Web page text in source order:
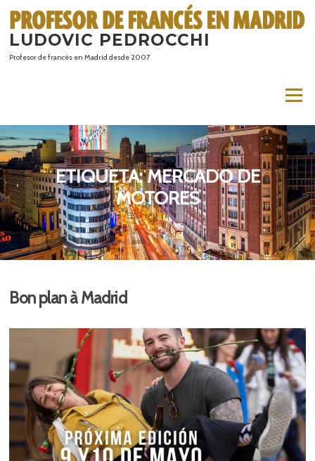
contenido
LUDOVIC PEDROCCHI
Profesor de francés en Madrid desde 2007
Menú
ETIQUETA:MERCADO DE
MOTORES
Bon plan à Madrid